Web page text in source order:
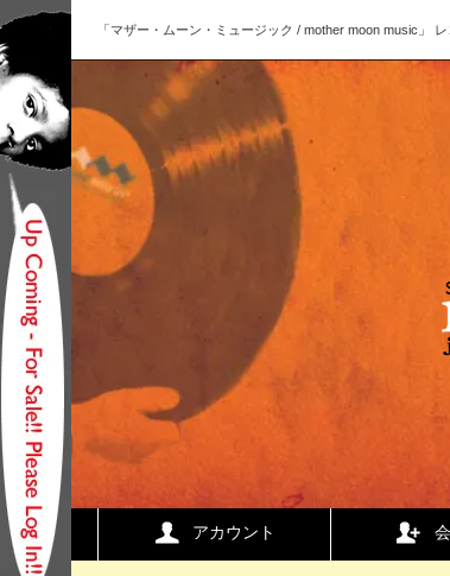
「マザー・ムーン・ミュージック / mother moon music」
アカウント